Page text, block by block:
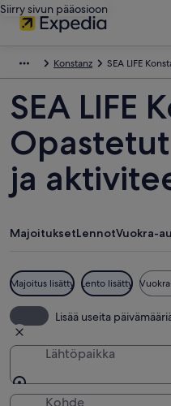
Siirry sivun pääosioon
Konstanz SEA LIFE
SEA LIFE
ja
MajoituksetLennotVuokra-
Majoitus lisätty Lento lisätty
Lisää useita
Lähtöpaikka
Kohde